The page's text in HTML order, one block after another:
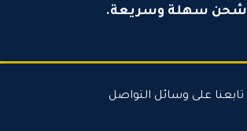
شحن سهلة وسريعة.
تابعنا على وسائل التواصل